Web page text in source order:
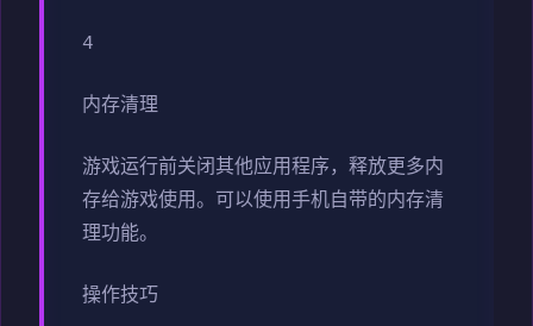
4
内存清理
游戏运行前关闭其他应用程序，释放更多内
存给游戏使用。可以使用手机自带的内存清
理功能。
操作技巧